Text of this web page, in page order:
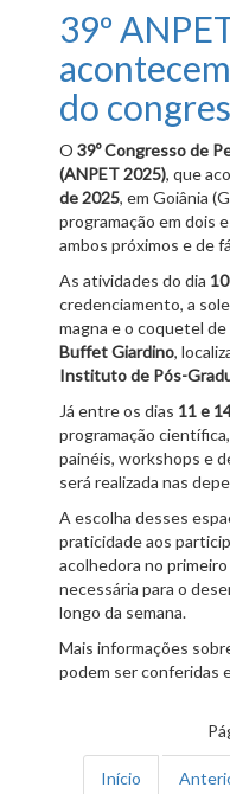
39º
do
O 39º Congresso de
(ANPET 2025), que
de 2025, em Goiânia
programação em dois
ambos próximos e de
As atividades do dia
credenciamento, a
magna e o coquetel
BuffetGiardino,
Instituto de Pós-
Já entre os dias 11 e
programação
painéis, workshops e
será realizada nas
A escolha desses
praticidade aos
acolhedora no
necessária para o
longo da semana.
Mais informações
podem ser conferidas
Início